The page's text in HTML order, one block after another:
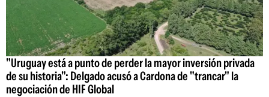
"Uruguay está a punto de perder la mayor inversión privada
de su historia": Delgado acusó a Cardona de "trancar" la
negociación de HIF Global